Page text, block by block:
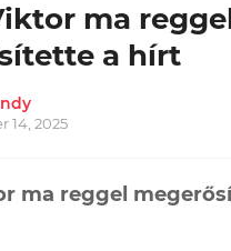
ma
a hírt
14, 2025
ma reggel